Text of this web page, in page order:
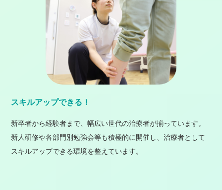
スキルアップできる！
新卒者から経験者まで、幅広い世代の治療者が揃っています。
新人研修や各部門別勉強会等も積極的に開催し、治療者として
スキルアップできる環境を整えています。